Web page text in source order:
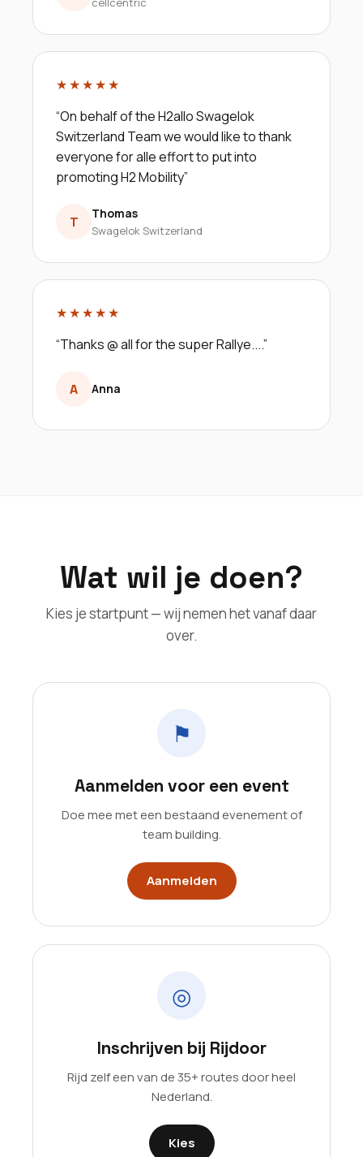
★★★★★
“On behalf of the H2allo Swagelok
Switzerland Team we would like to thank
everyone for alle effort to put into
promoting H2 Mobility”
T Thomas
Swagelok Switzerland
★★★★★
“Thanks @ all for the super Rallye....”
A Anna
Wat wil je doen?
Kies je startpunt — wij nemen het vanaf daar
over.
⚑
Aanmelden voor een event
Doe mee met een bestaand evenement of
team building.
Aanmelden
◎
Inschrijven bij Rijdoor
Rijd zelf een van de 35+ routes door heel
Nederland.
Kies